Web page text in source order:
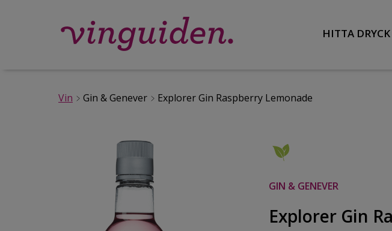
HITTA DRYCK
Vin Gin & Genever Explorer Gin Raspberry Lemonade
GIN & GENEVER
Explorer Gin